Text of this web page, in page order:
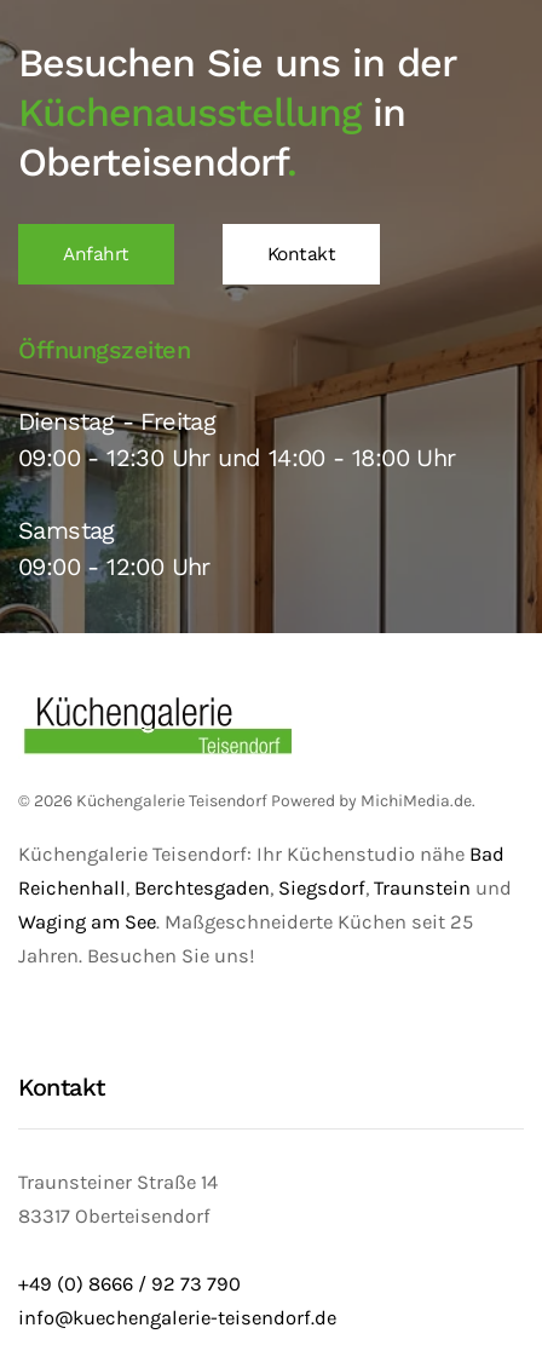
Besuchen Sie uns in der
Küchenausstellungin
Oberteisendorf.
Anfahrt Kontakt
Öffnungszeiten
Dienstag - Freitag
09:00 - 12:30 Uhr und 14:00 - 18:00 Uhr
Samstag
09:00 - 12:00 Uhr
© 2026 Küchengalerie Teisendorf Powered by MichiMedia.de.
Küchengalerie Teisendorf: Ihr Küchenstudio nähe Bad
Reichenhall, Berchtesgaden, Siegsdorf, Traunstein und
Waging am See. Maßgeschneiderte Küchen seit 25
Jahren. Besuchen Sie uns!
Kontakt
Traunsteiner Straße 14
83317 Oberteisendorf
+49 (0) 8666 / 92 73 790
info@kuechengalerie-teisendorf.de